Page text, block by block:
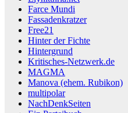
Farce Mundi
Fassadenkratzer
Free21
Hinter der Fichte
Hintergrund
Kritisches-Netzwerk.de
MAGMA
Manova (ehem. Rubikon)
multipolar
NachDenkSeiten